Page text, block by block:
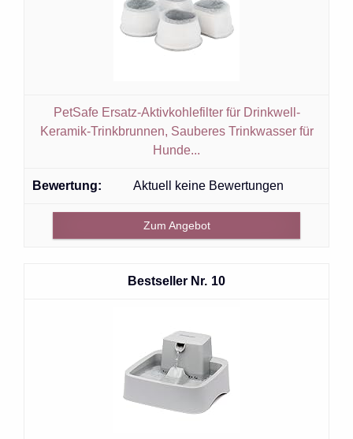
PetSafe Ersatz-Aktivkohlefilter für Drinkwell-
Keramik-Trinkbrunnen, Sauberes Trinkwasser für
Hunde...
Aktuell keine Bewertungen
Zum Angebot
10